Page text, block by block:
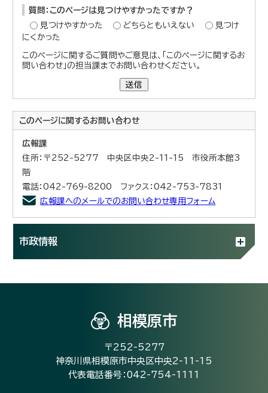
質問：このページは見つけやすかったですか？
見つけやすかった
どちらともいえない
見つけ
にくかった
このページに関するご質問やご意見は、「このページに関するお
問い合わせ」の担当課までお問い合わせください。
送信
このページに関するお問い合わせ
広報課
住所：〒252-5277 中央区中央2-11-15 市役所本館3
階
電話：042-769-8200 ファクス：042-753-7831
広報課へのメールでのお問い合わせ専用フォーム
市政情報
相模原市
〒252-5277
神奈川県相模原市中央区中央2-11-15
代表電話番号：042-754-1111